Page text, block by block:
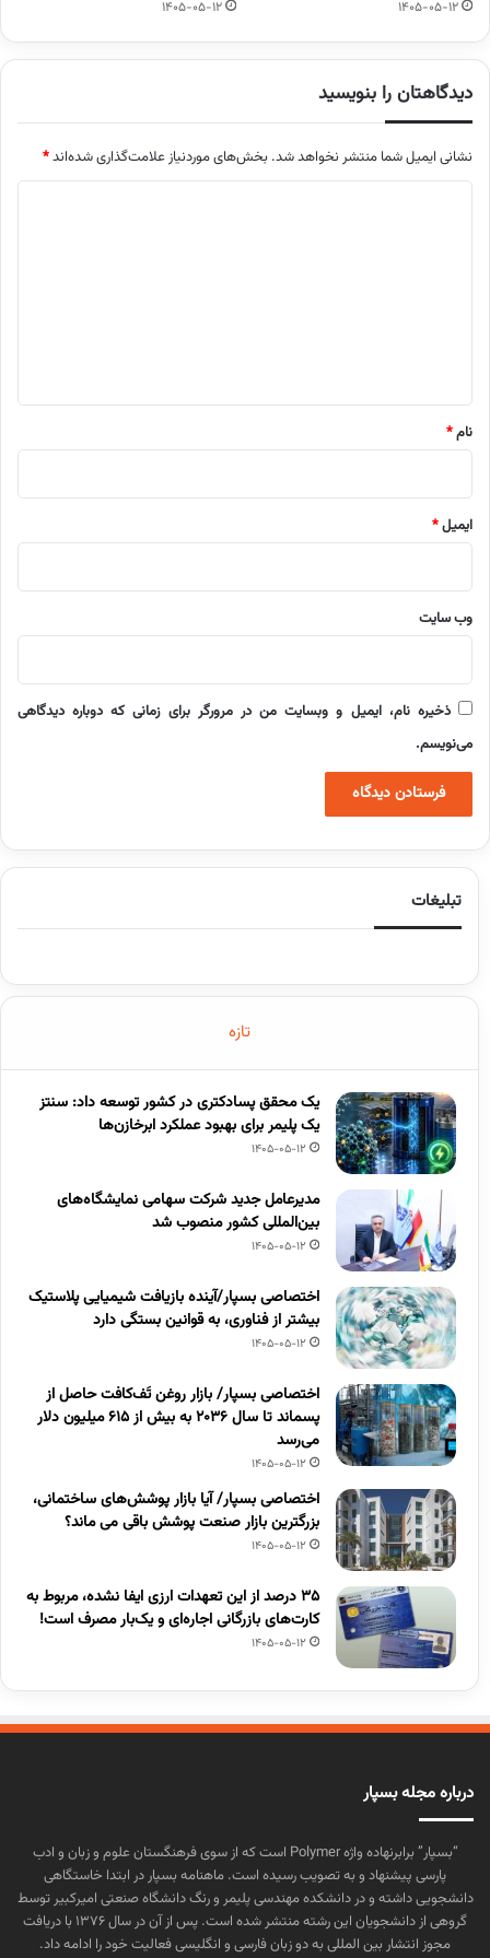
1405-05-12
1405-05-12
دیدگاهتان را بنویسید
نشانی ایمیل شما منتشر نخواهد شد. بخش‌های موردنیاز علامت‌گذاری شده‌اند*
نام*
ایمیل*
وب‌ سایت
ذخیره نام، ایمیل و وبسایت من در مرورگر برای زمانی که دوباره دیدگاهی
می‌نویسم.
تبلیغات
تازه
یک محقق پسادکتری در کشور توسعه داد: سنتز
یک پلیمر برای بهبود عملکرد ابرخازن‌ها
1405-05-12
مدیرعامل جدید شرکت سهامی نمایشگاه‌های
بین‌المللی کشور منصوب شد
1405-05-12
اختصاصی بسپار/آینده بازیافت شیمیایی پلاستیک
بیشتر از فناوری، به قوانین بستگی دارد
1405-05-12
اختصاصی بسپار/ بازار روغن تَف‌کافت حاصل از
پسماند تا سال ۲۰۳۶ به بیش از ۶۱۵ میلیون دلار
می‌رسد
1405-05-12
اختصاصی بسپار/ آیا بازار پوشش‌های ساختمانی،
بزرگترین بازار صنعت پوشش باقی می ماند؟
1405-05-12
۳۵ درصد از این تعهدات ارزی ایفا نشده، مربوط به
کارت‌های بازرگانی اجاره‌ای و یک‌بار مصرف است!
1405-05-12
درباره مجله بسپار
“بسپار” برابرنهاده واژه Polymer است که از سوی فرهنگستان علوم و زبان و ادب
پارسی پیشنهاد و به تصویب رسیده است. ماهنامه بسپار در ابتدا خاستگاهی
دانشجویی داشته و در دانشکده مهندسی پلیمر و رنگ دانشگاه صنعتی امیرکبیر توسط
گروهی از دانشجویان این رشته منتشر شده است. پس از آن در سال ۱۳۷۶ با دریافت
مجوز انتشار بین المللی به دو زبان فارسی و انگلیسی فعالیت خود را ادامه داد.